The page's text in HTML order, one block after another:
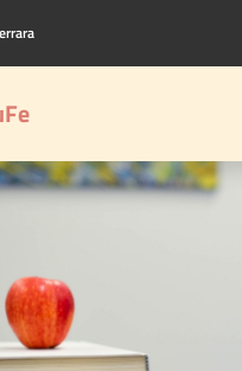
principale